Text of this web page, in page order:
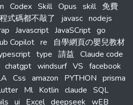
Codex Skill Opus skill 免費
式碼都不敲了
javasc nodejs
Javascript JavaSCript go
Copilot re
自學網頁の嬰兒教材
type 請益 Claude code
chatgpt windsurf VS facebook
Css amazon PYTHON prisma
Ml Kotlin claude SQL
ui Excel deepseek wEB